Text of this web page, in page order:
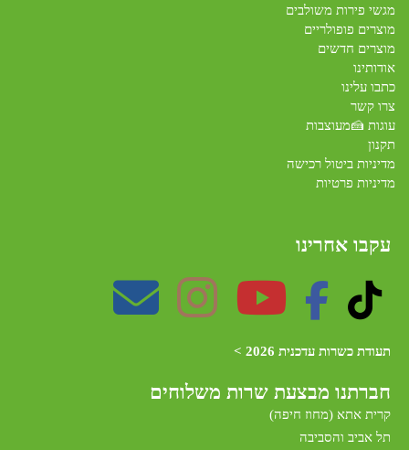
מגשי פירות משולבים
מוצרים פופולריים
מוצרים חדשים
אודותינו
כתבו עלינו
צרו קשר
עוגות 🍰מעוצבות
תקנון
מדיניות ביטול רכישה
מדיניות פרטיות
עקבו אחרינו
תעודת כשרות עדכנית 2026 >
חברתנו מבצעת שרות משלוחים
קרית אתא (מחוז חיפה)
תל אביב והסביבה